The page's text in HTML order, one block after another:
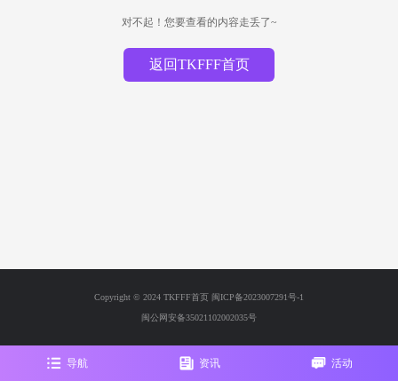
对不起！您要查看的内容走丢了~
返回TKFFF首页
Copyright © 2024 TKFFF首页 闽ICP备2023007291号-1
闽公网安备35021102002035号
导航 资讯 活动